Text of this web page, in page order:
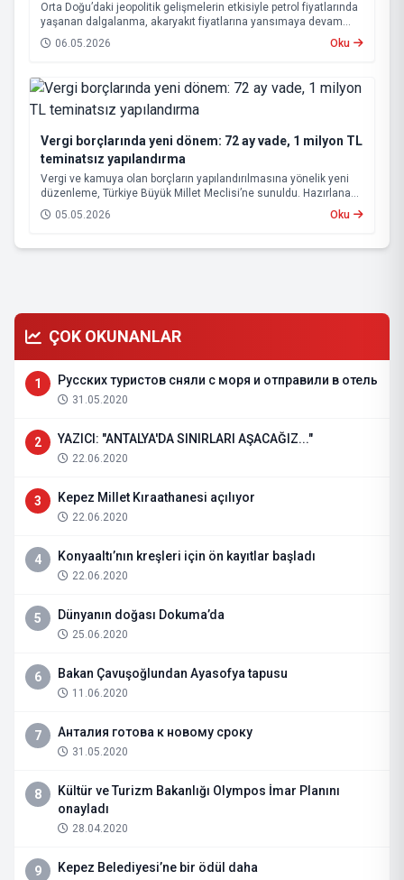
Orta Doğu’daki jeopolitik gelişmelerin etkisiyle petrol fiyatlarında
yaşanan dalgalanma, akaryakıt fiyatlarına yansımaya devam
ediyor. Bu kapsamda, bu gece itibarıyla benzin ve otogaz
fiyatlarında yeni bir düzenlemeye gidilecek.
06.05.2026 Oku
Vergi borçlarında yeni dönem: 72 ay vade, 1 milyon TL
teminatsız yapılandırma
Vergi ve kamuya olan borçların yapılandırılmasına yönelik yeni
düzenleme, Türkiye Büyük Millet Meclisi’ne sunuldu. Hazırlanan
teklif, hem mükelleflerin ödeme yükünü hafifletmeyi hem de
kamu alacaklarının tahsilatını hızlandırmayı hedefliyor.
05.05.2026 Oku
ÇOK OKUNANLAR
1 Русских туристов сняли с моря и отправили в отель
31.05.2020
2 YAZICI: "ANTALYA'DA SINIRLARI AŞACAĞIZ..."
22.06.2020
3 Kepez Millet Kıraathanesi açılıyor
22.06.2020
4 Konyaaltı’nın kreşleri için ön kayıtlar başladı
22.06.2020
5 Dünyanın doğası Dokuma’da
25.06.2020
6 Bakan Çavuşoğlundan Ayasofya tapusu
11.06.2020
7 Анталия готова к новому сроку
31.05.2020
8
Kültür ve Turizm Bakanlığı Olympos İmar Planını
onayladı
28.04.2020
9 Kepez Belediyesi’ne bir ödül daha